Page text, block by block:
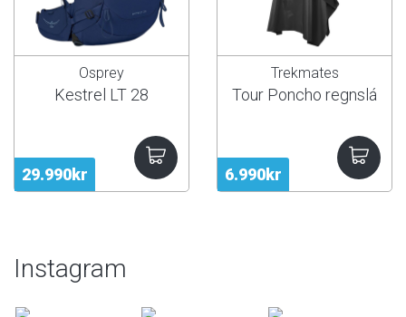
29.990kr
Osprey
Kestrel LT 28
6.990kr
Trekmates
Tour Poncho regnslá
Instagram